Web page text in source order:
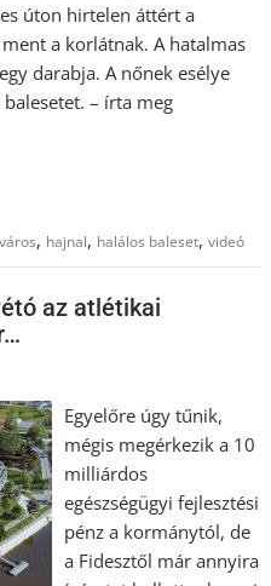
úton hirtelen áttért a
a korlátnak. A hatalmas
darabja. A nőnek esélye
– írta meg
, hajnal, halálos baleset,videó
az atlétikai
Egyelőre úgy tűnik,
mégis megérkezik a 10
milliárdos
egészségügyi fejlesztési
pénz a kormánytól, de
a Fidesztől már annyira